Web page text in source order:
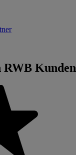
RWB Kunden